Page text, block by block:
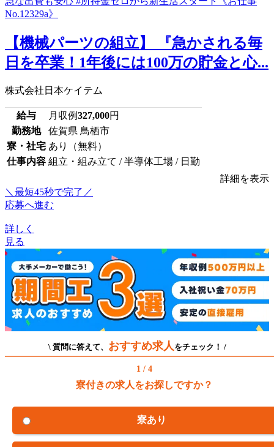
【機械パーツの組立】 『急かされる毎
日を卒業！1年後には100万の貯金と心...
株式会社日本ケイテム
給与 月収例327,000円
勤務地
佐賀県 鳥栖市
寮・社宅 あり（無料）
仕事内容 組立・組み立て / 半導体工場 / 日勤
詳細を表示
＼最短45秒で完了／
応募へ進む
詳しく
見る
\ 質問に答えて、 おすすめ求人 をチェック！ /
1 / 4
寮付きの求人をお探しですか？
寮あり